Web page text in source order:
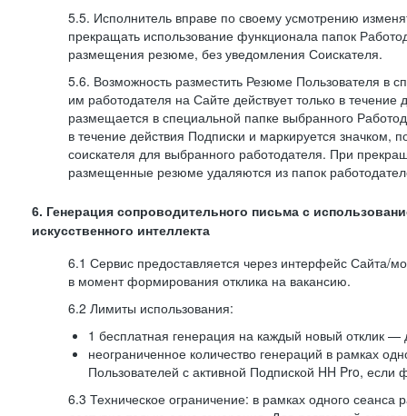
5.5. Исполнитель вправе по своему усмотрению
прекращать использование функционала папок
размещения резюме, без уведомления Соискателя.
5.6. Возможность разместить Резюме Пользователя в
им работодателя на Сайте действует только в
размещается в специальной папке выбранного
в течение действия Подписки и маркируется
соискателя для выбранного работодателя. При
размещенные резюме удаляются из папок
6. Генерация сопроводительного письма с
искусственного интеллекта
6.1 Сервис предоставляется через интерфейс Сайта/
в момент формирования отклика на вакансию.
6.2 Лимиты использования:
1 бесплатная генерация на каждый новый отклик —
неограниченное количество генераций в рамках
Пользователей с активной Подпиской HH Pro,
6.3 Техническое ограничение: в рамках одного сеанса